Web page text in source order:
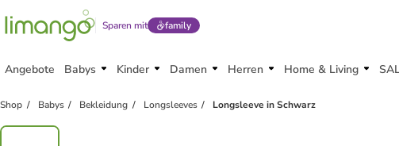
Sparen mit family
Angebote Babys Kinder Damen Herren Home & Living
Shop Babys Bekleidung Longsleeves Longsleeve in Schwarz